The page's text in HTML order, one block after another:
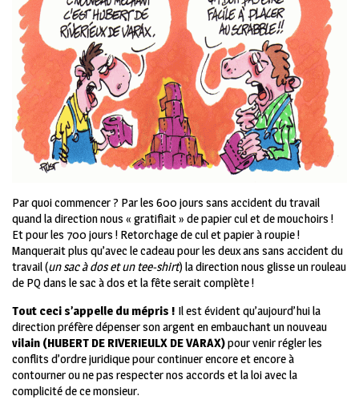
Par quoi commencer ? Par les 600 jours sans accident du travail
quand la direction nous « gratifiait » de papier cul et de mouchoirs !
Et pour les 700 jours ! Retorchage de cul et papier à roupie !
Manquerait plus qu’avec le cadeau pour les deux ans sans accident du
travail (un sac à dos et un tee-shirt) la direction nous glisse un rouleau
de PQ dans le sac à dos et la fête serait complète !
Tout ceci s’appelle du mépris ! Il est évident qu’aujourd’hui la
direction préfère dépenser son argent en embauchant un nouveau
vilain (HUBERT DE RIVERIEULX DE VARAX)pour venir régler les
conflits d’ordre juridique pour continuer encore et encore à
contourner ou ne pas respecter nos accords et la loi avec la
complicité de ce monsieur.